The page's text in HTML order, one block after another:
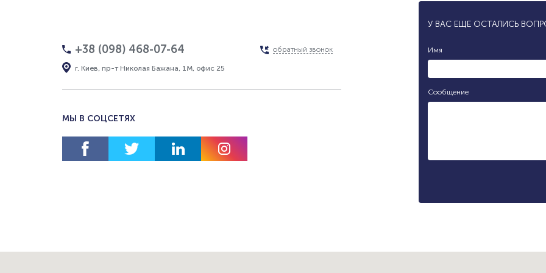
+38 (098) 468-07-64
г. Киев, пр-т Николая Бажана, 1М, офис 25
обратный звонок
МЫ В СОЦСЕТЯХ
У ВАС ЕЩЕ ОСТАЛИСЬ
Имя
Сообщение